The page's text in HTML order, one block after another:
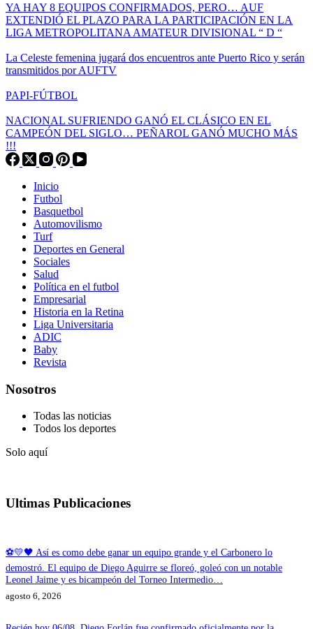
YA HAY 8 EQUIPOS CONFIRMADOS, PERO… AUF
EXTENDIÓ EL PLAZO PARA LA PARTICIPACIÓN EN LA
LIGA METROPOLITANA AMATEUR DIVISIONAL “ D “
La Celeste femenina jugará dos encuentros ante Puerto Rico y serán
transmitidos por AUFTV
PAPI-FÚTBOL
NACIONAL SUFRIENDO GANÓ EL CLÁSICO EN EL
CAMPEÓN DEL SIGLO… PEÑAROL GANÓ MUCHO MÁS
!!!
Inicio
Futbol
Basquetbol
Automovilismo
Turf
Deportes en General
Sociales
Salud
Política en el futbol
Empresarial
Historia en la Retina
Liga Universitaria
ADIC
Baby
Revista
Nosotros
Todas las noticias
Todos los deportes
Solo aquí
Ultimas Publicaciones
⚽💛🖤 Así es como debe ganar un equipo grande y el Carbonero lo
demostró. El equipo de Diego Aguirre se floreó, goleó con un notable
Leonel Jaime y es bicampeón del Torneo Intermedio…
agosto 6, 2026